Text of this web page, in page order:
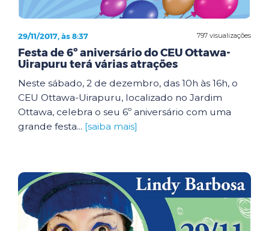
797 visualizações
29/11/2017, às 8:37
Festa de 6º aniversário do CEU Ottawa-
Uirapuru terá várias atrações
Neste sábado, 2 de dezembro, das 10h às 16h, o
CEU Ottawa-Uirapuru, localizado no Jardim
Ottawa, celebra o seu 6º aniversário com uma
grande festa... [saiba mais]